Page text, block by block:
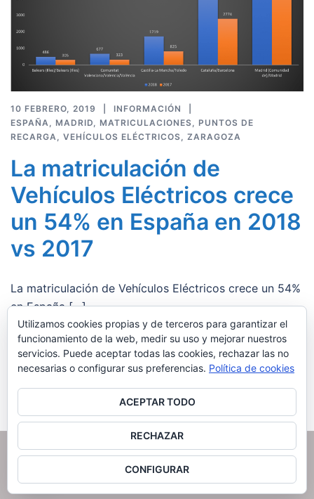
10 FEBRERO, 2019
INFORMACIÓN
ESPAÑA
MADRID MATRICULACIONES
PUNTOS DE
RECARGA
VEHÍCULOS ELÉCTRICOS ZARAGOZA
La matriculación de
Vehículos Eléctricos crece
un 54% en España en 2018
vs 2017
La matriculación de Vehículos Eléctricos crece un 54%
en España […]
Facebook
Twitter
EmailCompartir
Leer más
© 2026 Powering Car Solutions.
Utilizamos cookies propias y de terceros para garantizar el
funcionamiento de la web, medir su uso y mejorar nuestros
servicios. Puede aceptar todas las cookies, rechazar las no
necesarias o configurar sus preferencias. Política de cookies
ACEPTAR TODO
RECHAZAR
CONFIGURAR